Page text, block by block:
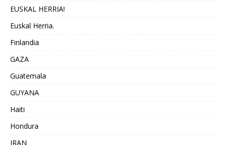
EUSKAL HERRIA!
Euskal Herria.
Finlandia
GAZA
Guatemala
GUYANA
Haiti
Hondura
IRAN